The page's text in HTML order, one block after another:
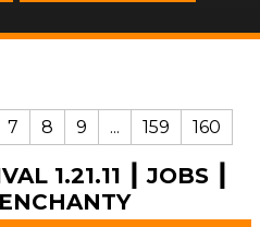
7 8 9 ... 159 160
1.21.11 ┃ JOBS ┃